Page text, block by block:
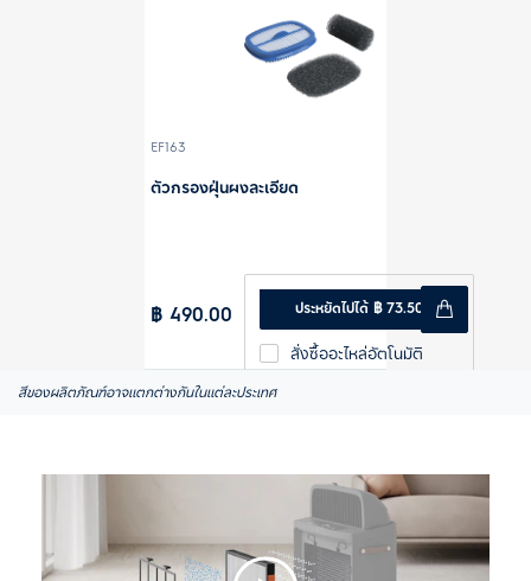
EF163
ตัวกรองฝุ่นผงละเอียด
฿ 490.00 ประหยัดไปได้ ฿ 73.50
สั่งซื้ออะไหล่อัตโนมัติ
สีของผลิตภัณฑ์อาจแตกต่างกันในแต่ละประเทศ